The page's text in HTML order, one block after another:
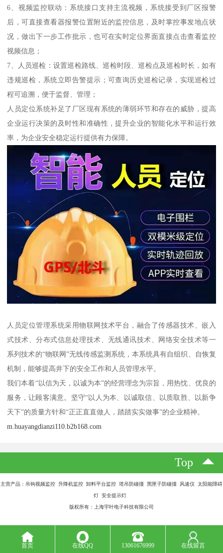
6、视频监控联动：系统接口支持主流视频，系统接受到厂区报警
后，可直接查看器报警位置附近的监控信息，及时掌控事发地点状
况，做出下一步工作批示，也可在实时定位界面直接点击查看监控
视频信息；
7、人员巡检：设置巡检路线、巡检时段、巡检点及巡检时长，如有
违规巡检，系统立即告警提示；可查询历史巡检记录，实现巡检过
程可追溯，便于监督、管理；
人员定位系统补足了厂区现有系统的薄弱环节和存在的威胁，提高
企业运行决策的及时性和准确性，提升企业的智能化水平和运行效
率，为企业安全稳定运行提供有力保障。
人员定位管理系统采用物联网技术平台，融合了传感器技术、嵌入
式技术、分布式信息处理技术、无线通讯技术、网络安全技术等一
系列技术的“物联网”无线传感监测系统，本系统具有自组织、自恢复
机制，能够提高井下的安全工作和人员管理水平。
我们本着“以信为天，以诚为本”的经营理念为宗旨，用热忱、优良的
服务，让顾客满意。坚守“以人为本、以诚取信、以质取胜、以新争
天下”的质量方针和“正正直直做人，踏踏实实做事”的企业精神。
m.huayangdianzi110.b2b168.com
Top
主营产品：吊钩视频监控 升降机监控 卸料平台监控 塔吊防碰撞 黑匣子防碰撞 风速仪 太阳能障碍
灯 安全提示灯
版权所有：上海宇叶电子科技有限公司
首页 在线QQ 13061676999 在线留言